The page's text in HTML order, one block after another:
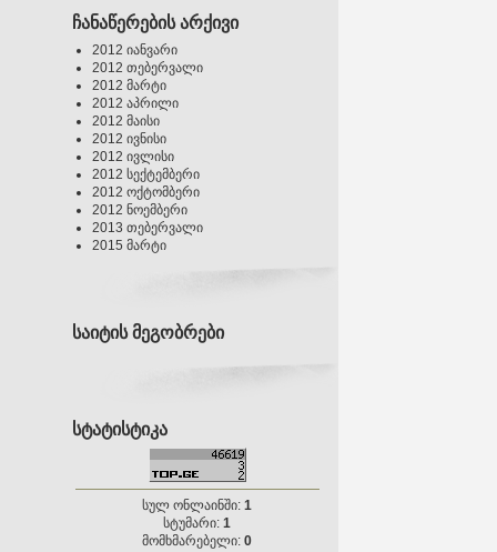
ჩანაწერების არქივი
2012 იანვარი
2012 თებერვალი
2012 მარტი
2012 აპრილი
2012 მაისი
2012 ივნისი
2012 ივლისი
2012 სექტემბერი
2012 ოქტომბერი
2012 ნოემბერი
2013 თებერვალი
2015 მარტი
საიტის მეგობრები
სტატისტიკა
სულ ონლაინში:1
სტუმარი:1
მომხმარებელი:0